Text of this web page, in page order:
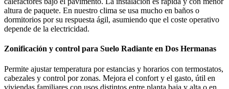
altura de paquete. En nuestro clima se usa mucho en baños o
dormitorios por su respuesta ágil, asumiendo que el coste operativo
depende de la electricidad.
Zonificación y control para Suelo Radiante en Dos Hermanas
Permite ajustar temperatura por estancias y horarios con termostatos,
cabezales y control por zonas. Mejora el confort y el gasto, útil en
viviendas familiares con usos distintos entre planta baja y alta o en